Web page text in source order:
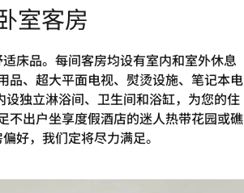
室客房
床品。每间客房均设有室内和室外休息
品、超大平面电视、熨烫设施、笔记本电
独立淋浴间、卫生间和浴缸，为您的住
不出户坐享度假酒店的迷人热带花园或礁
好，我们定将尽力满足。